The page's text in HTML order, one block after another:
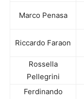
Marco Penasa
Riccardo Faraon
Rossella
Pellegrini
Ferdinando